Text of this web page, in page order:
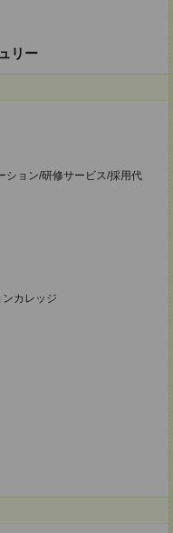
リー
ション/研修サービス/採用代
カレッジ